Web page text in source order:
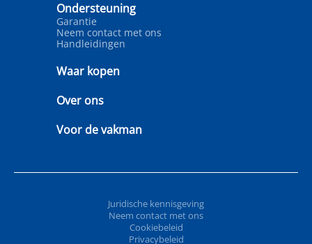
Ondersteuning
Garantie
Neem contact met ons
Handleidingen
Waar kopen
Over ons
Voor de vakman
Juridische kennisgeving
Neem contact met ons
Cookiebeleid
Privacybeleid